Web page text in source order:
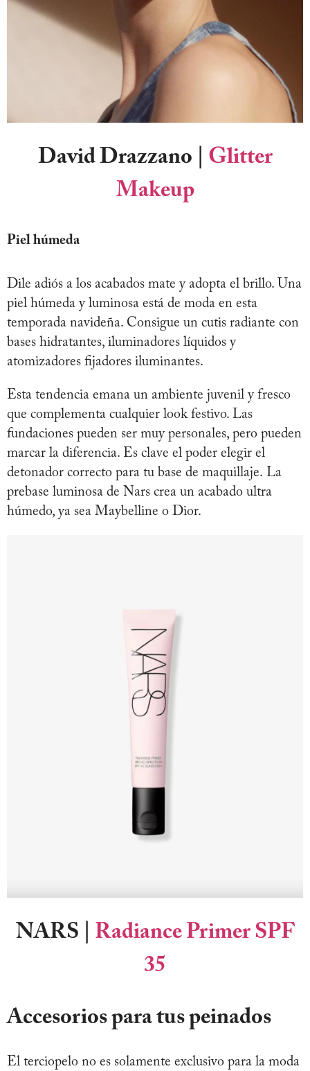
David Drazzano
Glitter
Makeup
Piel húmeda
Dile adiós a los acabados mate y adopta el brillo. Una
piel húmeda y luminosa está de moda en esta
temporada navideña. Consigue un cutis radiante con
bases hidratantes, iluminadores líquidos y
atomizadores fijadores iluminantes.
Esta tendencia emana un ambiente juvenil y fresco
que complementa cualquier look festivo. Las
fundaciones pueden ser muy personales, pero pueden
marcar la diferencia. Es clave el poder elegir el
detonador correcto para tu base de maquillaje. La
prebase luminosa de Nars crea un acabado ultra
húmedo, ya sea Maybelline o Dior.
NARS
Radiance Primer SPF
35
Accesorios para tus peinados
El terciopelo no es solamente exclusivo para la moda